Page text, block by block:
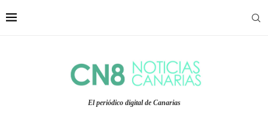
El periódico digital de Canarias